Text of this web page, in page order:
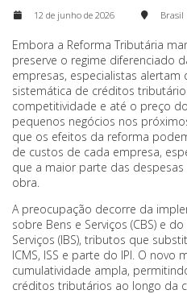
12 de junho de 2026 Brasil
Embora a Reforma Tributária
preserve o regime diferenciado
empresas, especialistas alertam
sistemática de créditos
competitividade e até o preço
pequenos negócios nos
que os efeitos da reforma
de custos de cada empresa,
que a maior parte das
obra.
A preocupação decorre da
sobre Bens e Serviços (CBS) e
Serviços (IBS), tributos que
ICMS, ISS e parte do IPI. O
cumulatividade ampla,
créditos tributários ao longo da